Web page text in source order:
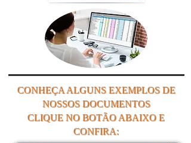
CONHEÇA ALGUNS EXEMPLOS DE
NOSSOS DOCUMENTOS
CLIQUE NO BOTÃO ABAIXO E
CONFIRA: